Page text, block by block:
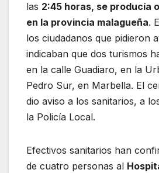
las 2:45 horas, se producía
en la provincia malagueña.
los ciudadanos que pidieron
indicaban que dos turismos
en la calle Guadiaro, en la
Pedro Sur, en Marbella. El
dio aviso a los sanitarios, a
la Policía Local.
Efectivos sanitarios han
de cuatro personas al